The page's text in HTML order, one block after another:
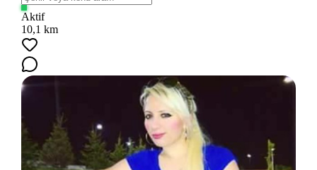
Aktif
10,1 km